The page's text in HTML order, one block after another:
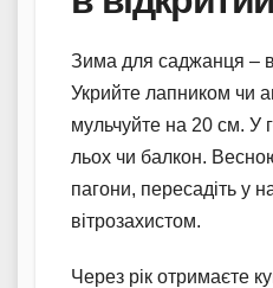
Зима для саджанця –
Укрийте лапником чи
мульчуйте на 20 см. У
льох чи балкон.
пагони, пересадіть у
вітрозахистом.
Через рік отримаєте